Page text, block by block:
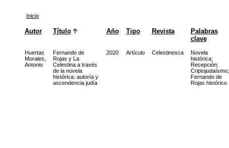
Inicio
Autor Título Año Tipo Revista
Palabras
clave
Huertas
Morales,
Antonio
Fernando de
Rojas y La
Celestina a través
de la novela
histórica: autoría y
ascendencia judía
2020 Artículo Celestinesca
Novela
histórica;
Recepción;
Criptojudaísmo;
Fernando de
Rojas histórico